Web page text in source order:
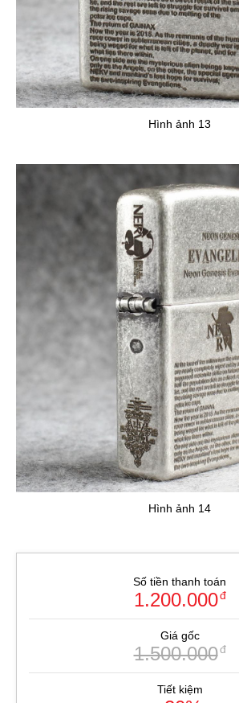
Hình ảnh 13
Hình ảnh 14
Số tiền thanh toán
1.200.000đ
Giá gốc
1.500.000đ
Tiết kiệm